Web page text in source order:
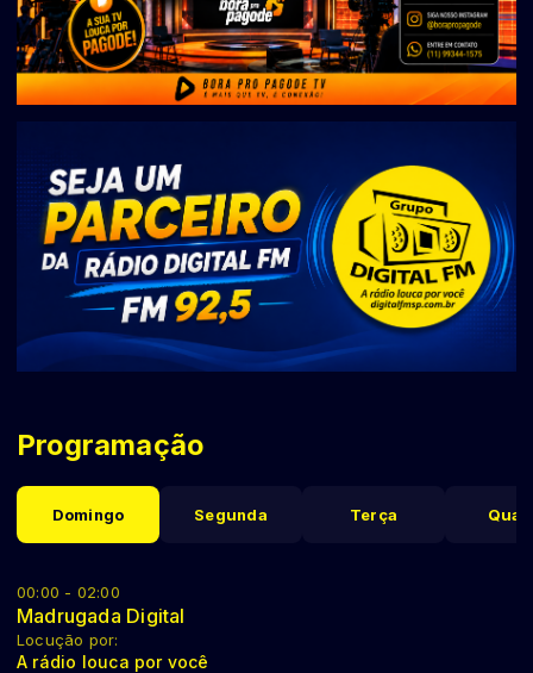
Programação
Domingo Segunda Terça
00:00 - 02:00
Madrugada Digital
Locução por:
A rádio louca por você